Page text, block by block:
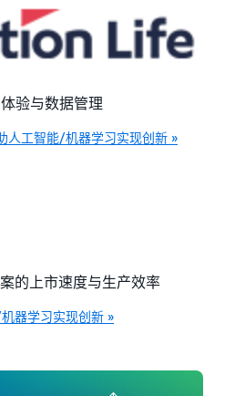
验与数据管理
人工智能/机器学习实现创新 »
的上市速度与生产效率
器学习实现创新 »